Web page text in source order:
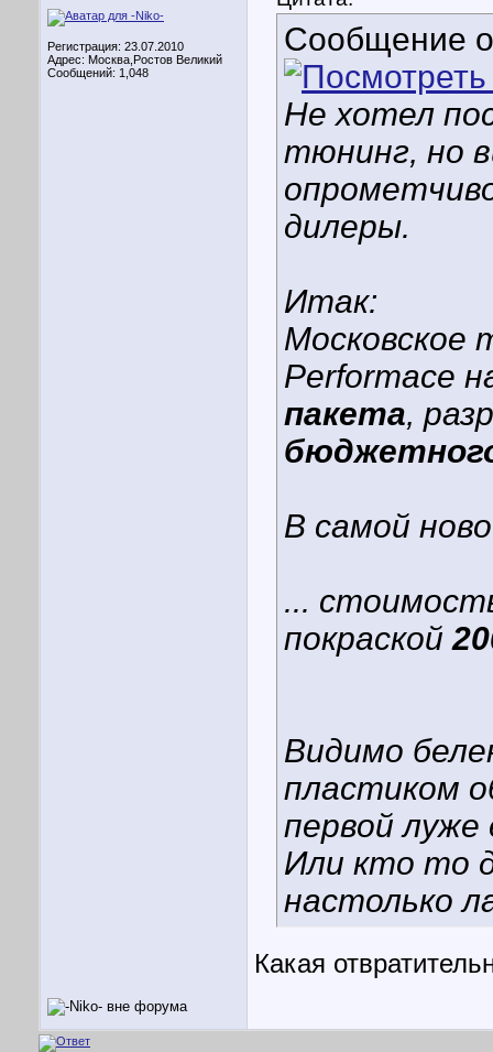
Регистрация: 23.07.2010
Адрес: Москва,Ростов Великий
Сообщений: 1,048
Сообщение
Не хотел
тюнинг, но
дилеры.
Итак:
Московское
Performace
пакета,
В самой
...
покраской
Видимо
пластиком
первой
Или кто то
настолько
Какая